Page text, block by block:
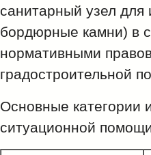
санитарный узел
бордюрные камни) в
нормативными
градостроительной
Основные категории
ситуационной